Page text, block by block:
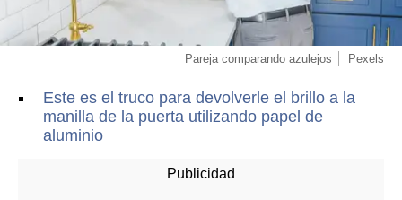
Pareja comparando azulejos Pexels
Este es el truco para devolverle el brillo a la
manilla de la puerta utilizando papel de
aluminio